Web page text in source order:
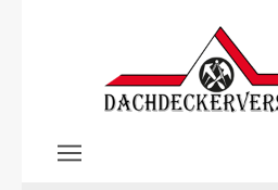
Zum Hauptinhalt springen